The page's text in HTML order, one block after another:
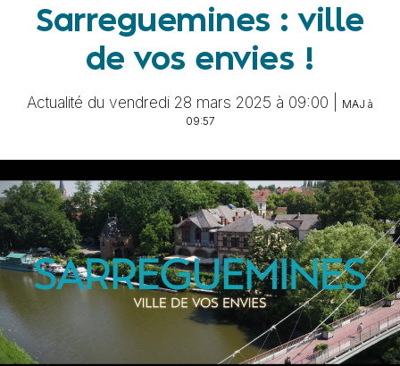
Sarreguemines : ville
de vos envies !
Actualité du vendredi 28 mars 2025 à 09:00 |
MAJ à
09:57